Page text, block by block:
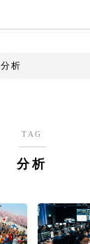
分析
TAG
分析